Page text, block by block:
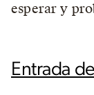
esperar y
Entrada